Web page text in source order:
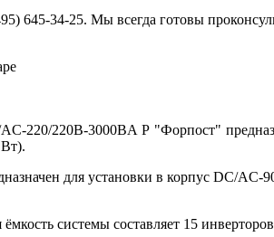
645-34-25. Мы всегда готовы
220/220B-3000BA Р "Форпост"
для установки в корпус DC/
системы составляет 15